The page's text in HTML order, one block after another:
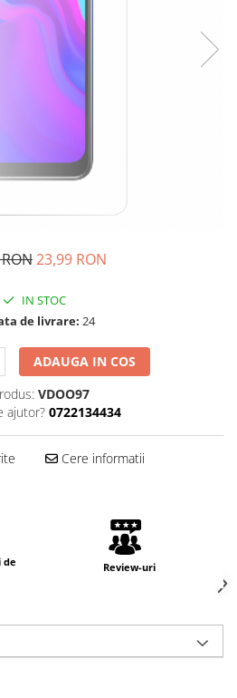
23,99 RON
IN STOC
de livrare: 24
ADAUGA IN COS
VDOO97
ajutor? 0722134434
Cere informatii
de
Review-uri